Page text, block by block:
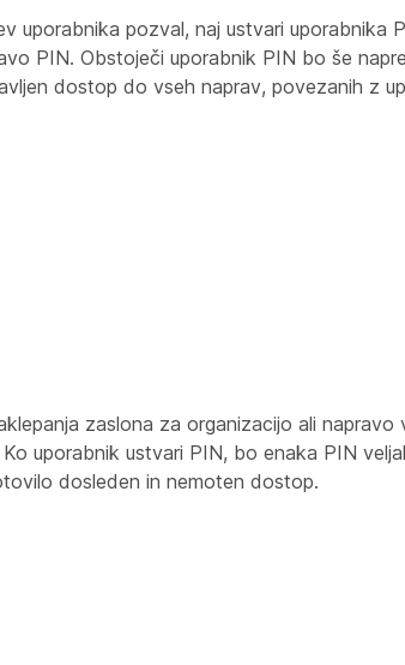
pozval, naj ustvari uporabnika
PIN. Obstoječi uporabnik PIN bo še
dostop do vseh naprav, povezanih z
zaslona za organizacijo ali napravo
uporabnik ustvari PIN, bo enaka PIN
dosleden in nemoten dostop.